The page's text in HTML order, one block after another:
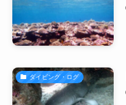
ダイビング・ログ